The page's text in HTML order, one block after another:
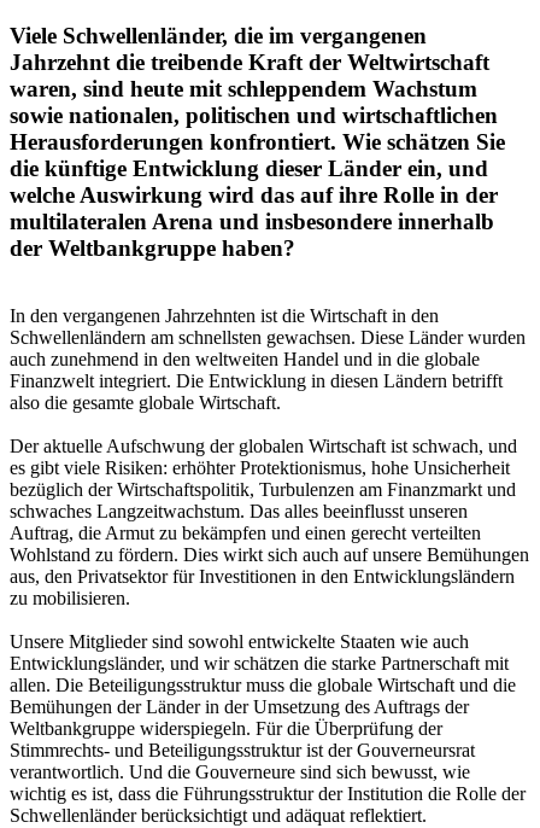
Viele Schwellenländer, die im vergangenen
Jahrzehnt die treibende Kraft der Weltwirtschaft
waren, sind heute mit schleppendem Wachstum
sowie nationalen, politischen und wirtschaftlichen
Herausforderungen konfrontiert. Wie schätzen Sie
die künftige Entwicklung dieser Länder ein, und
welche Auswirkung wird das auf ihre Rolle in der
multilateralen Arena und insbesondere innerhalb
der Weltbankgruppe haben?
In den vergangenen Jahrzehnten ist die Wirtschaft in den
Schwellenländern am schnellsten gewachsen. Diese Länder wurden
auch zunehmend in den weltweiten Handel und in die globale
Finanzwelt integriert. Die Entwicklung in diesen Ländern betrifft
also die gesamte globale Wirtschaft.
Der aktuelle Aufschwung der globalen Wirtschaft ist schwach, und
es gibt viele Risiken: erhöhter Protektionismus, hohe Unsicherheit
bezüglich der Wirtschaftspolitik, Turbulenzen am Finanzmarkt und
schwaches Langzeitwachstum. Das alles beeinflusst unseren
Auftrag, die Armut zu bekämpfen und einen gerecht verteilten
Wohlstand zu fördern. Dies wirkt sich auch auf unsere Bemühungen
aus, den Privatsektor für Investitionen in den Entwicklungsländern
zu mobilisieren.
Unsere Mitglieder sind sowohl entwickelte Staaten wie auch
Entwicklungsländer, und wir schätzen die starke Partnerschaft mit
allen. Die Beteiligungsstruktur muss die globale Wirtschaft und die
Bemühungen der Länder in der Umsetzung des Auftrags der
Weltbankgruppe widerspiegeln. Für die Überprüfung der
Stimmrechts- und Beteiligungsstruktur ist der Gouverneursrat
verantwortlich. Und die Gouverneure sind sich bewusst, wie
wichtig es ist, dass die Führungsstruktur der Institution die Rolle der
Schwellenländer berücksichtigt und adäquat reflektiert.